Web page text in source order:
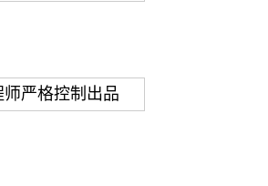
严格控制出品